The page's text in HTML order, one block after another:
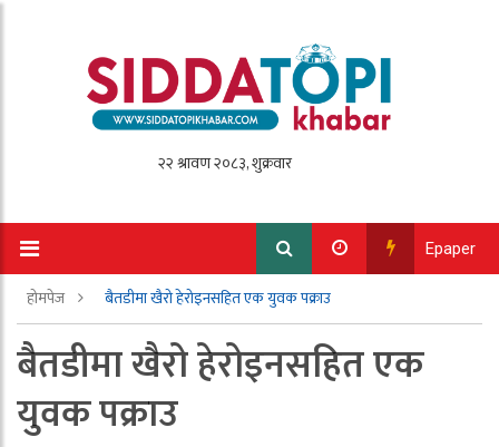
Epaper
होमपेज बैतडीमा खैरो हेरोइनसहित एक युवक पक्राउ
बैतडीमा खैरो हेरोइनसहित एक
युवक पक्राउ